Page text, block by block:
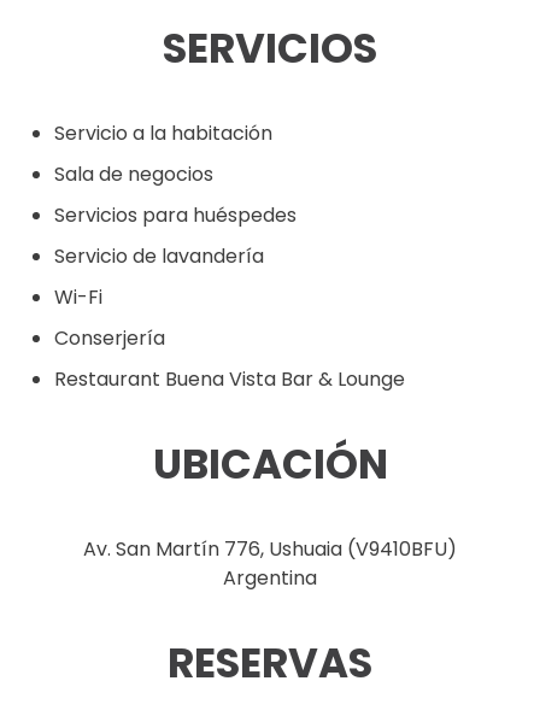
SERVICIOS
Servicio a la habitación
Sala de negocios
Servicios para huéspedes
Servicio de lavandería
Wi-Fi
Conserjería
Restaurant Buena Vista Bar & Lounge
UBICACIÓN
Av. San Martín 776, Ushuaia (V9410BFU)
Argentina
RESERVAS